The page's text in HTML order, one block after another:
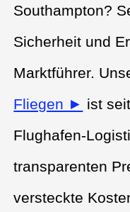
Southampton?
Sicherheit und
Marktführer.
Fliegen ► ist
Flughafen-
transparenten
versteckte